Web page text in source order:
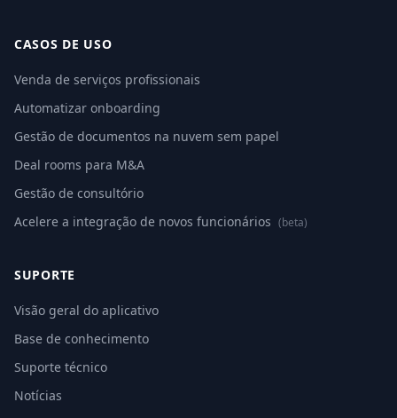
CASOS DE USO
Venda de serviços profissionais
Automatizar onboarding
Gestão de documentos na nuvem sem papel
Deal rooms para M&A
Gestão de consultório
Acelere a integração de novos funcionários (beta)
SUPORTE
Visão geral do aplicativo
Base de conhecimento
Suporte técnico
Notícias